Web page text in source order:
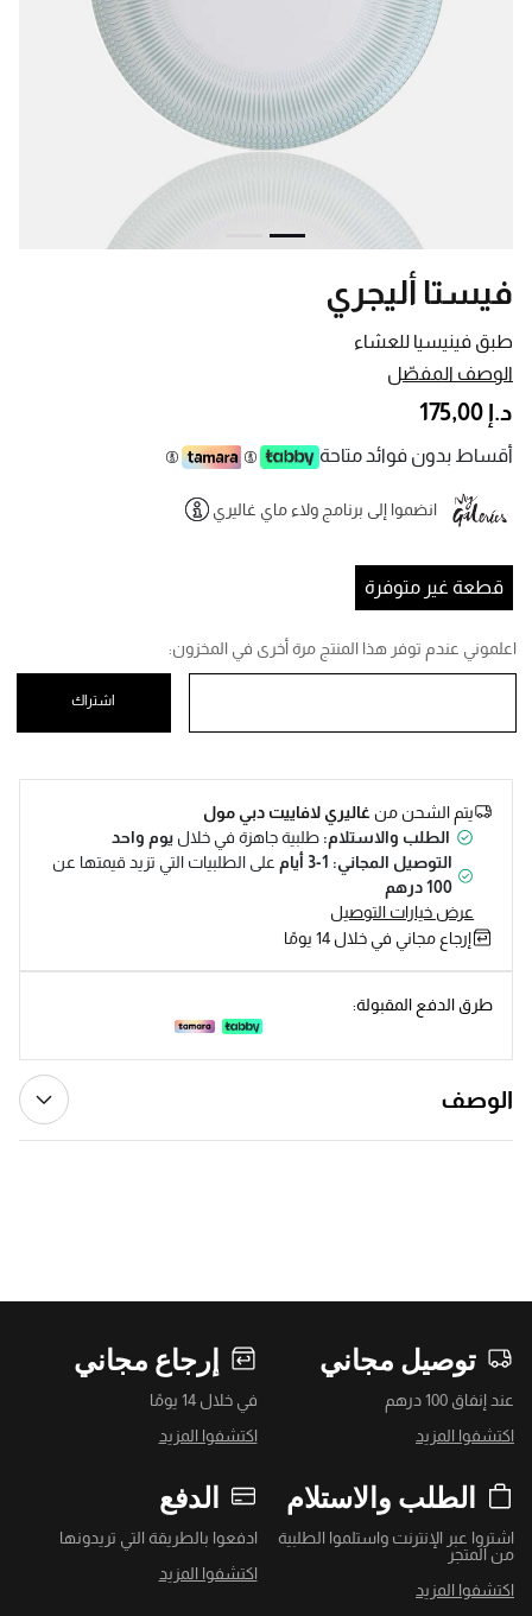
طبق فينيسيا للعشاء
فيستا أليجري
الوصف المفصّل
د.إ 175,00
أقساط بدون فوائد متاحة
انضموا إلى برنامج ولاء ماي غاليري
قطعة غير متوفرة
اعلموني عندم توفر هذا المنتج مرة أخرى في المخزون:
اشتراك
يتم الشحن منغاليري لافاييت دبي مول
الطلب والاستلام: طلبية جاهزة في خلال يوم واحد
التوصيل المجاني: 1-3 أيام
على الطلبيات التي تزيد قيمتها عن
100 درهم
عرض خيارات التوصيل
إرجاع مجاني في خلال 14 يومًا
طرق الدفع المقبولة:
الوصف
توصيل مجاني
عند إنفاق 100 درهم
اكتشفوا المزيد
إرجاع مجاني
في خلال 14 يومًا
اكتشفوا المزيد
الطلب والاستلام
اشتروا عبر الإنترنت واستلموا الطلبية
من المتجر
اكتشفوا المزيد
الدفع
ادفعوا بالطريقة التي تريدونها
اكتشفوا المزيد